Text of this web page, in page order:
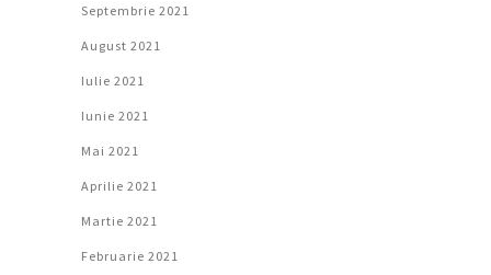
Septembrie 2021
August 2021
Iulie 2021
Iunie 2021
Mai 2021
Aprilie 2021
Martie 2021
Februarie 2021